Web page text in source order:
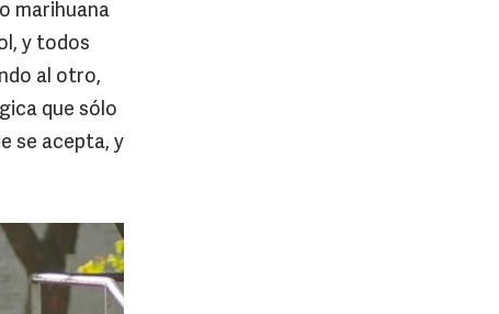
marihuana
y todos
al otro,
que sólo
se acepta, y